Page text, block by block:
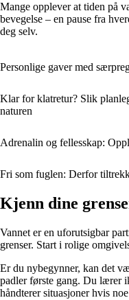
Mange opplever at tiden på
bevegelse – en pause fra
deg selv.
Personlige gaver med
Klar for klatretur? Slik
naturen
Adrenalin og fellesskap:
Fri som fuglen: Derfor
Kjenn dine
Vannet er en uforutsigbar
grenser. Start i rolige
Er du nybegynner, kan det
padler første gang. Du lærer
håndterer situasjoner hvis